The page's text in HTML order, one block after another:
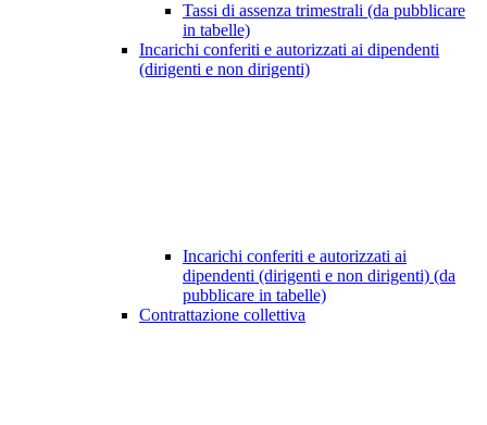
Tassi di assenza trimestrali (da pubblicare
in tabelle)
Incarichi conferiti e autorizzati ai dipendenti
(dirigenti e non dirigenti)
Incarichi conferiti e autorizzati ai
dipendenti (dirigenti e non dirigenti) (da
pubblicare in tabelle)
Contrattazione collettiva